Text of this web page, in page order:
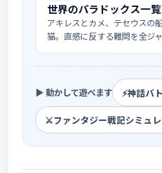
世界のパラドックス一覧
アキレスとカメ、テセウスの
猫。直感に反する難問を全ジ
▶ 動かして遊べます ⚡神話バ
⚔️ファンタジー戦記シミュ